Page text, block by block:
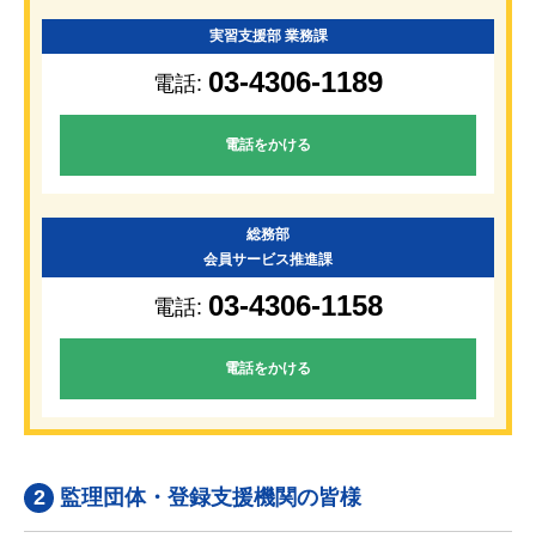
実習支援部 業務課
電話: 03-4306-1189
電話をかける
総務部
会員サービス推進課
電話: 03-4306-1158
電話をかける
2 監理団体・登録支援機関の皆様